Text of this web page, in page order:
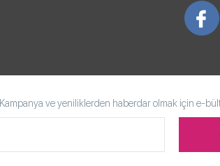
Kampanya ve yeniliklerden haberdar olmak için e-